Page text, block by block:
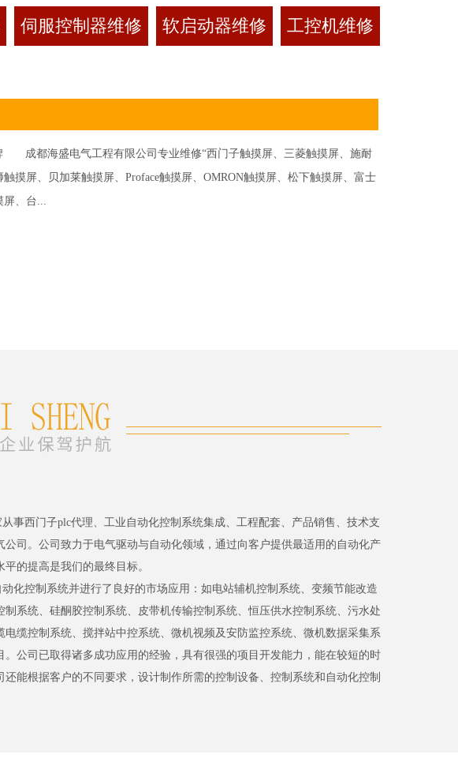
伺服控制器维修 软启动器维修 工控机维修
都海盛电气工程有限公司专业维修“西门子触摸屏、三菱触摸屏、施耐
摸屏、贝加莱触摸屏、Proface触摸屏、OMRON触摸屏、松下触摸屏、富士
屏、台...
事西门子plc代理、工业自动化控制系统集成、工程配套、产品销售、技术支
司。公司致力于电气驱动与自动化领域，通过向客户提供最适用的自动化产
的提高是我们的最终目标。
化控制系统并进行了良好的市场应用：如电站辅机控制系统、变频节能改造
系统、硅酮胶控制系统、皮带机传输控制系统、恒压供水控制系统、污水处
缆控制系统、搅拌站中控系统、微机视频及安防监控系统、微机数据采集系
公司已取得诸多成功应用的经验，具有很强的项目开发能力，能在较短的时
能根据客户的不同要求，设计制作所需的控制设备、控制系统和自动化控制